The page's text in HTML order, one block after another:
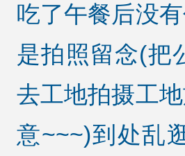
吃了午餐后没
是拍照留念(把
去工地拍摄工
意~~~)到处乱